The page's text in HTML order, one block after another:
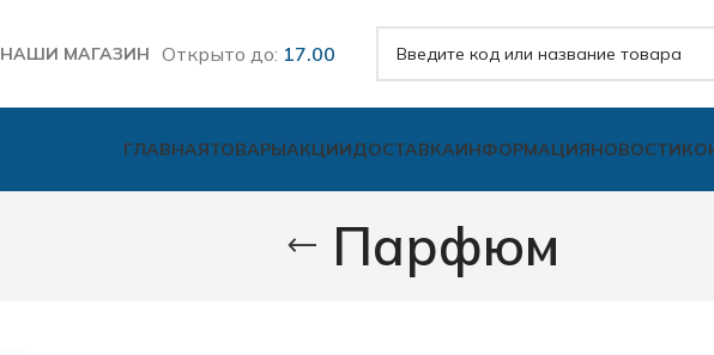
НАШИ МАГАЗИН Открыто до: 17.00
ГЛАВНАЯТОВАРЫАКЦИИДОСТАВКАИНФОРМАЦИЯНОВОСТИ
Парфюм